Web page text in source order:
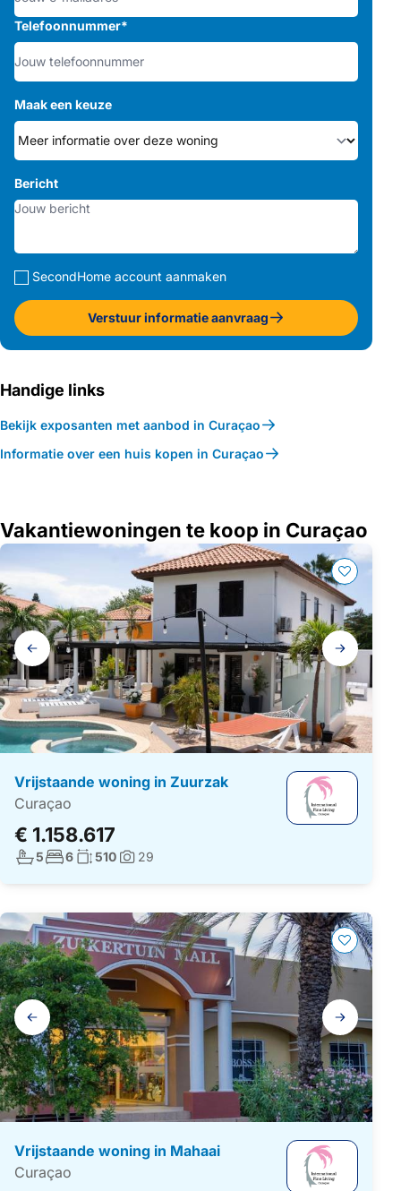
Telefoonnummer*
Maak een keuze
Bericht
SecondHome account aanmaken
Verstuur informatie aanvraag
Handige links
Bekijk exposanten met aanbod in Curaçao
Informatie over een huis kopen in Curaçao
Vakantiewoningen te koop in Curaçao
Galerij
navigatie
Vrijstaande woning in Zuurzak
Curaçao
€ 1.158.617
Aantal badkamers:
5Aantal slaapkamers:
6Woonoppervlakte:
510Foto's:
29
Galerij
navigatie
Vrijstaande woning in Mahaai
Curaçao